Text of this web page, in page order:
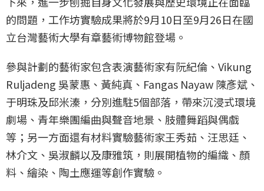
的問題，工作坊實驗成果將於9月10日至9月26日在國
立台灣藝術大學有章藝術博物館登場。
參與計劃的藝術家包含表演藝術家有阮紀倫、Vikung
Ruljadeng 吳蒙惠、黃純真、Fangas Nayaw 陳彥斌、
于明珠及邱米溱，分別進駐5個部落，帶來沉浸式環境
劇場、青年樂團編曲與聲音地景、肢體舞蹈與偶戲
等；另一方面還有材料實驗藝術家王秀茹、汪思廷、
林介文、吳淑麟以及康雅筑，則展開植物的編織、顏
料、繪染、陶土應運等創作實驗。